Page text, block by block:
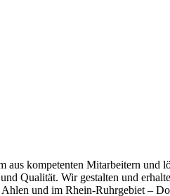
aus kompetenten Mitarbeitern und
Qualität. Wir gestalten und
und im Rhein-Ruhrgebiet –